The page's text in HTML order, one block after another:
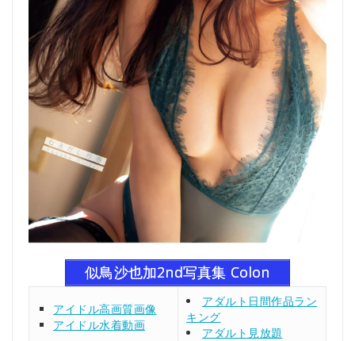
似鳥沙也加2nd写真集 Colon
アイドル高画質画像
アイドル水着動画
アダルト日間作品ラン
キング
アダルト見放題